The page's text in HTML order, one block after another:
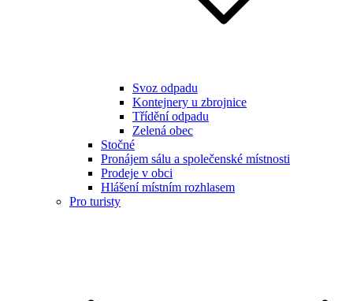
Svoz odpadu
Kontejnery u zbrojnice
Třídění odpadu
Zelená obec
Stočné
Pronájem sálu a společenské místnosti
Prodeje v obci
Hlášení místním rozhlasem
Pro turisty